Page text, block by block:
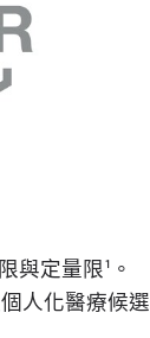
與定量限¹。
人化醫療候選